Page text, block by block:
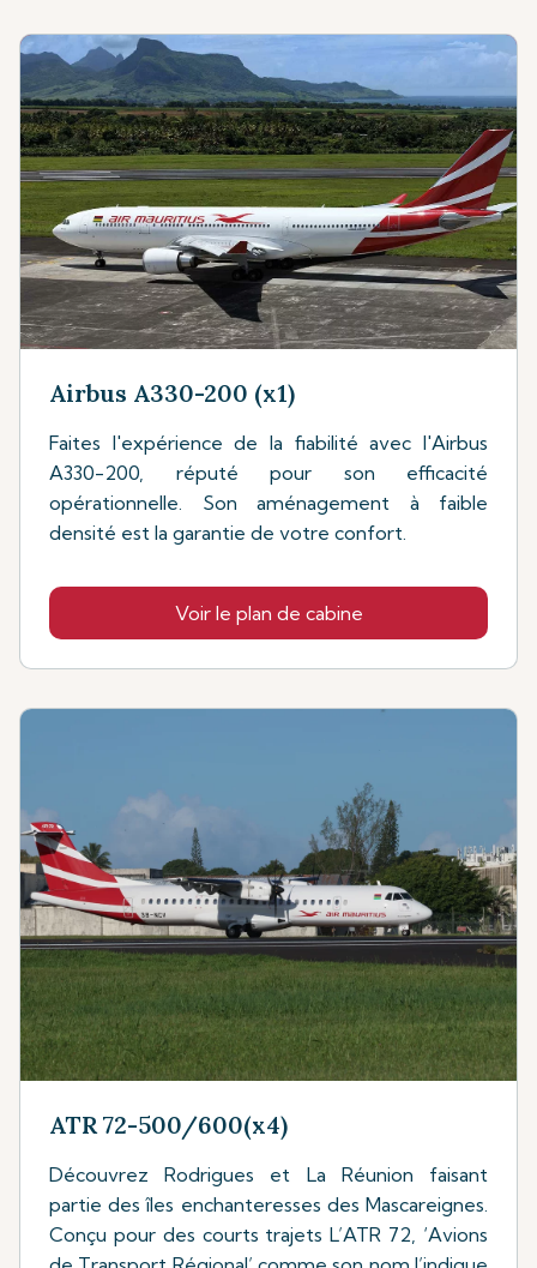
Airbus A330-200 (x1)
Faites l'expérience de la fiabilité avec l'Airbus
A330-200, réputé pour son efficacité
opérationnelle. Son aménagement à faible
densité est la garantie de votre confort.
Voir le plan de cabine
ATR 72-500/600(x4)
Découvrez Rodrigues et La Réunion faisant
partie des îles enchanteresses des Mascareignes.
Conçu pour des courts trajets L’ATR 72, ‘Avions